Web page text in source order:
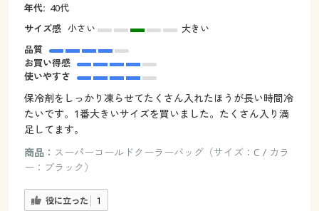
年代: 40代
サイズ感 小さい
大きい
品質
お買い得感
使いやすさ
保冷剤をしっかり凍らせてたくさん入れたほうが長い時間冷
たいです。1番大きいサイズを買いました。たくさん入り満
足してます。
商品： スーパーコールドクーラーバッグ（サイズ：C / カラ
ー：ブラック）
役に立った 1